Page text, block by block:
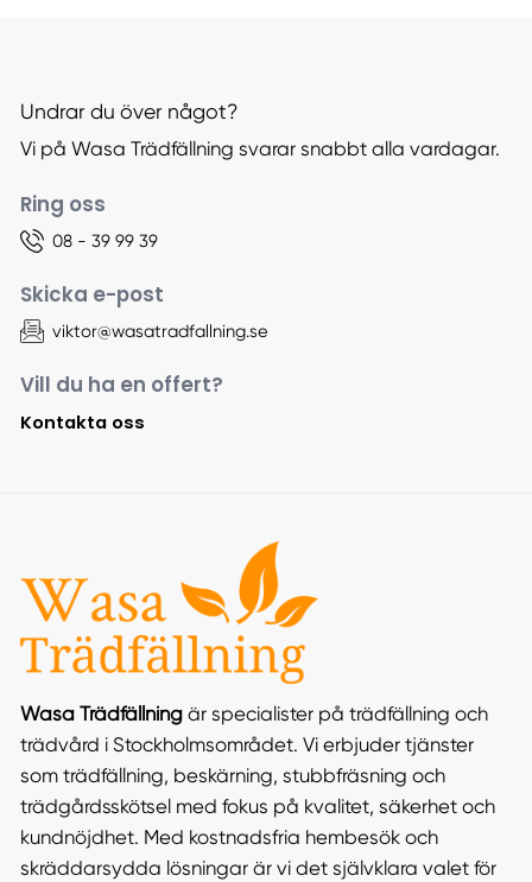
Undrar du över något?
Vi på Wasa Trädfällning svarar snabbt alla vardagar.
Ring oss
08 - 39 99 39
Skicka e-post
viktor@wasatradfallning.se
Vill du ha en offert?
Kontakta oss
Wasa Trädfällningär specialister på trädfällning och
trädvård i Stockholmsområdet. Vi erbjuder tjänster
som trädfällning, beskärning, stubbfräsning och
trädgårdsskötsel med fokus på kvalitet, säkerhet och
kundnöjdhet. Med kostnadsfria hembesök och
skräddarsydda lösningar är vi det självklara valet för